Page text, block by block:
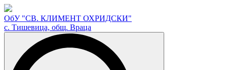
ОбУ "СВ. КЛИМЕНТ ОХРИДСКИ"
с. Тишевица, общ. Враца
Search